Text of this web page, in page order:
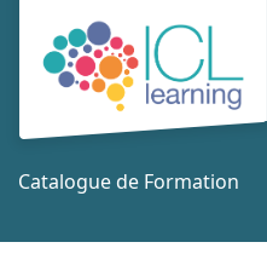
Aller au menu principal
Aller au contenu principal
Personnaliser l'interface
Catalogue de Formation